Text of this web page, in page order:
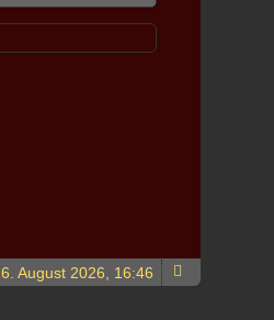
6. August 2026, 16:46